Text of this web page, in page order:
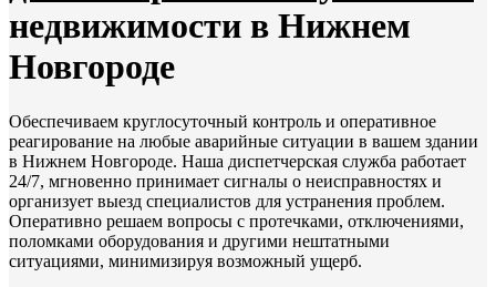
недвижимости в Нижнем
Новгороде
Обеспечиваем круглосуточный контроль и оперативное
реагирование на любые аварийные ситуации в вашем здании
в Нижнем Новгороде. Наша диспетчерская служба работает
24/7, мгновенно принимает сигналы о неисправностях и
организует выезд специалистов для устранения проблем.
Оперативно решаем вопросы с протечками, отключениями,
поломками оборудования и другими нештатными
ситуациями, минимизируя возможный ущерб.